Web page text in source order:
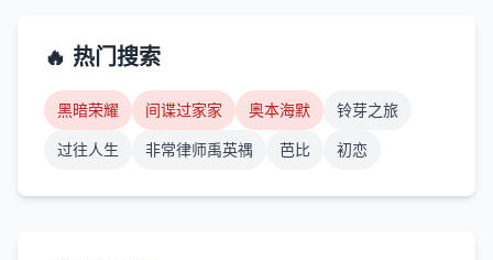
🔥 热门搜索
黑暗荣耀 间谍过家家 奥本海默 铃芽之旅
过往人生 非常律师禹英禑 芭比 初恋